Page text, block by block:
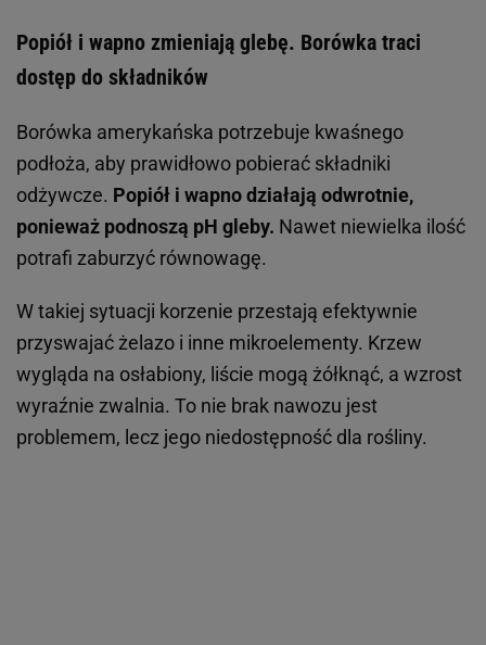
Popiół i wapno zmieniają glebę. Borówka traci
dostęp do składników
Borówka amerykańska potrzebuje kwaśnego
podłoża, aby prawidłowo pobierać składniki
odżywcze. Popiół i wapno działają odwrotnie,
ponieważ podnoszą pH gleby. Nawet niewielka ilość
potrafi zaburzyć równowagę.
W takiej sytuacji korzenie przestają efektywnie
przyswajać żelazo i inne mikroelementy. Krzew
wygląda na osłabiony, liście mogą żółknąć, a wzrost
wyraźnie zwalnia. To nie brak nawozu jest
problemem, lecz jego niedostępność dla rośliny.